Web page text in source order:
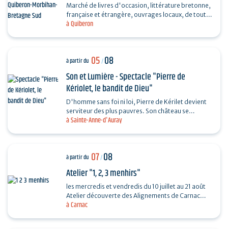
à Quiberon
Marché de livres d'occasion, littérature bretonne,
française et étrangère, ouvrages locaux, de toutes
les périodes et toutes les collections...
à Sainte-Anne-d'Auray
à partir du 05/08
Son et Lumière - Spectacle "Pierre de
Kériolet, le bandit de Dieu"
D'homme sans foi ni loi, Pierre de Kérilet devient
serviteur des plus pauvres. Son château se
transforme en refuge, sa vie en offrande.
à Carnac
à partir du 07/08
Atelier "1, 2, 3 menhirs"
les mercredis et vendredis du 10 juillet au 21 août
Atelier découverte des Alignements de Carnac
destiné aux enfants de 4 à 6 ans en compagnie